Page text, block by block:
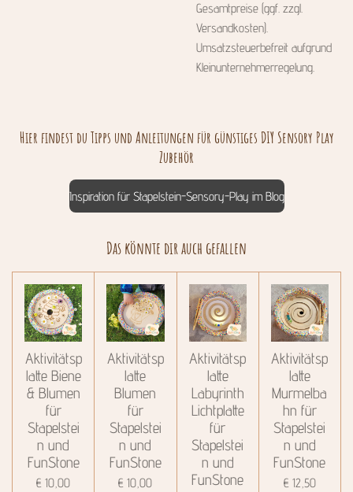
Gesamtpreise (ggf. zzgl.
Versandkosten).
Umsatzsteuerbefreit aufgrund
Kleinunternehmerregelung.
Hier findest du Tipps und Anleitungen für günstiges DIY Sensory Play
Zubehör
Inspiration für Stapelstein-Sensory-Play im Blog
Das könnte dir auch gefallen
Aktivitätsp
latte Biene
& Blumen
für
Stapelstei
n und
FunStone
€ 10,00
Aktivitätsp
latte
Blumen
für
Stapelstei
n und
FunStone
€ 10,00
Aktivitätsp
latte
Labyrinth
Lichtplatte
für
Stapelstei
n und
FunStone
Aktivitätsp
latte
Murmelba
hn für
Stapelstei
n und
FunStone
€ 12,50